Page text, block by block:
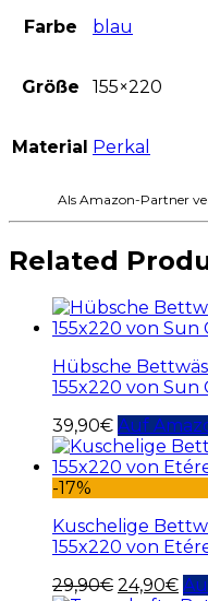
Farbe blau
Größe 155×220
Material Perkal
Als Amazon-Partner
Related
Hübsche
155x220 von Sun
39,90€ Auf
-17%
Kuschelige
155x220 von
29,90€ 24,90€